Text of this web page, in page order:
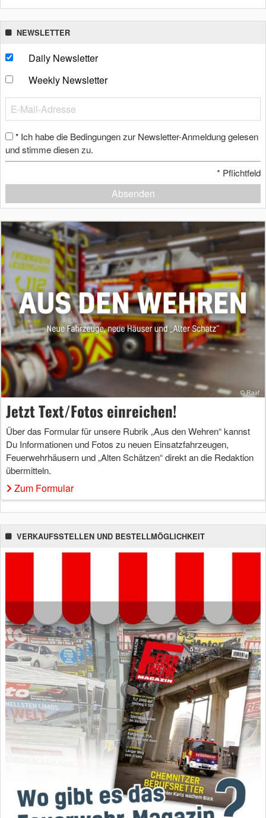
NEWSLETTER
Daily Newsletter
Weekly Newsletter
* Ich habe die Bedingungen zur Newsletter-Anmeldung gelesen
und stimme diesen zu.
* Pflichtfeld
Absenden
Jetzt Text/Fotos einreichen!
Über das Formular für unsere Rubrik „Aus den Wehren“ kannst
Du Informationen und Fotos zu neuen Einsatzfahrzeugen,
Feuerwehrhäusern und „Alten Schätzen“ direkt an die Redaktion
übermitteln.
Zum Formular
VERKAUFSSTELLEN UND BESTELLMÖGLICHKEIT